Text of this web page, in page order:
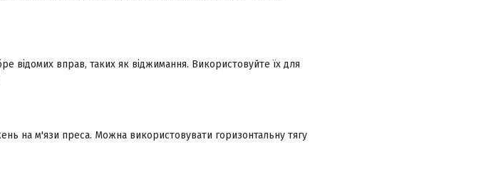
відомих вправ, таких як віджимання. Використовуйте їх для
на м'язи преса. Можна використовувати горизонтальну тягу